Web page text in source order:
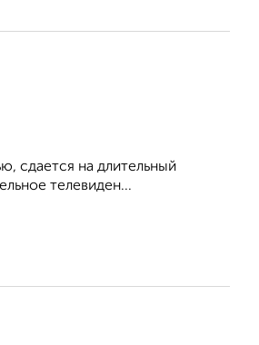
сдается на длительный
телевиден...